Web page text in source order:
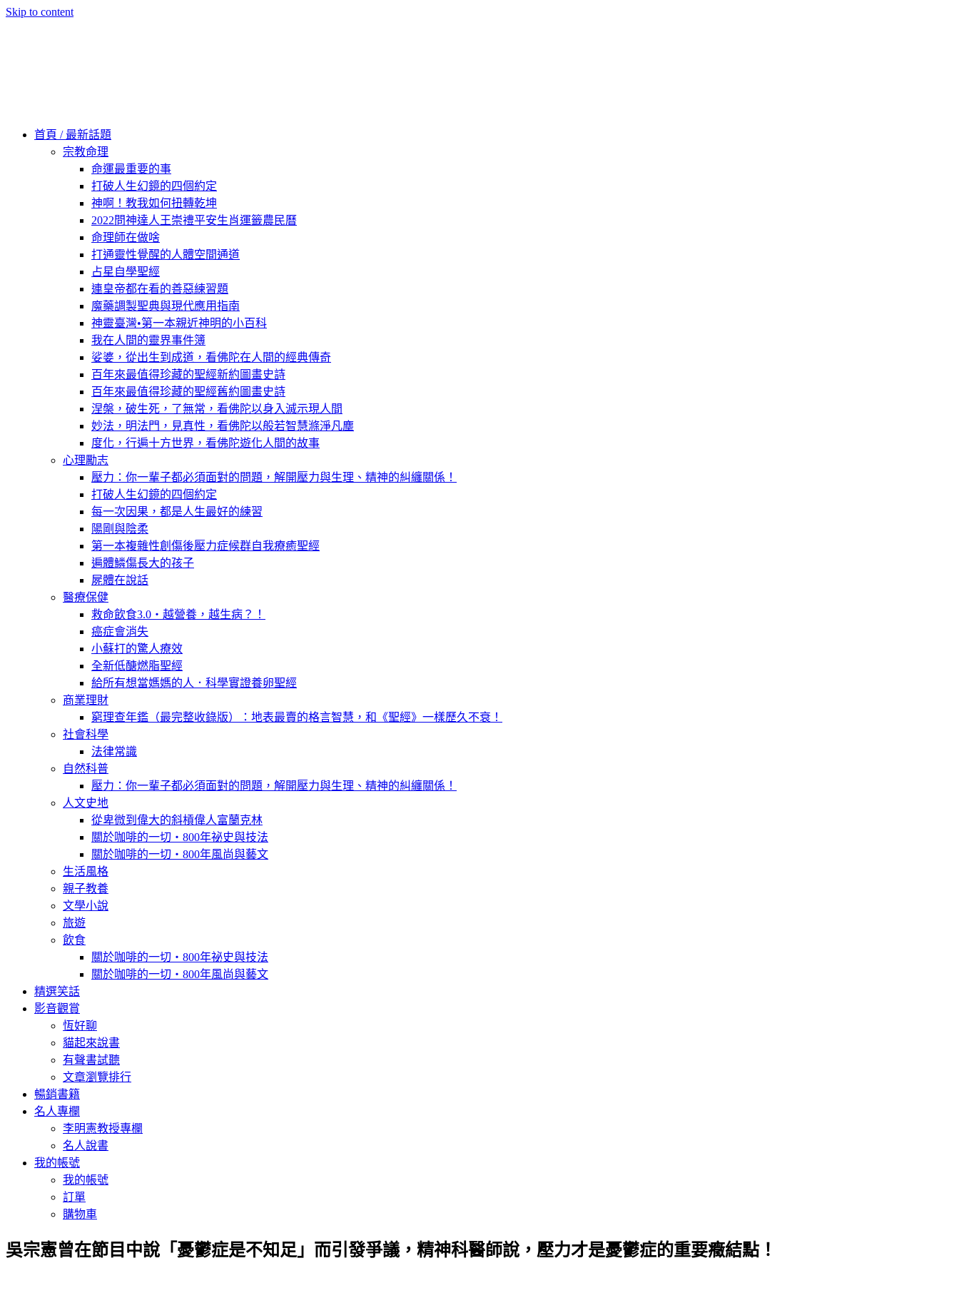
Skip to content
首頁 / 最新話題
宗教命理
命運最重要的事
打破人生幻鏡的四個約定
神啊！教我如何扭轉乾坤
2022問神達人王崇禮平安生肖運籤農民曆
命理師在做啥
打通靈性覺醒的人體空間通道
占星自學聖經
連皇帝都在看的善惡練習題
魔藥調製聖典與現代應用指南
神靈臺灣•第一本親近神明的小百科
我在人間的靈界事件簿
娑婆，從出生到成道，看佛陀在人間的經典傳奇
百年來最值得珍藏的聖經新約圖畫史詩
百年來最值得珍藏的聖經舊約圖畫史詩
涅槃，破生死，了無常，看佛陀以身入滅示現人間
妙法，明法門，見真性，看佛陀以般若智慧滌淨凡塵
度化，行遍十方世界，看佛陀遊化人間的故事
心理勵志
壓力：你一輩子都必須面對的問題，解開壓力與生理、精神的糾纏關係！
打破人生幻鏡的四個約定
每一次因果，都是人生最好的練習
陽剛與陰柔
第一本複雜性創傷後壓力症候群自我療癒聖經
遍體鱗傷長大的孩子
屍體在說話
醫療保健
救命飲食3.0‧越營養，越生病？！
癌症會消失
小蘇打的驚人療效
全新低醣燃脂聖經
給所有想當媽媽的人．科學實證養卵聖經
商業理財
窮理查年鑑（最完整收錄版）：地表最賣的格言智慧，和《聖經》一樣歷久不衰！
社會科學
法律常識
自然科普
壓力：你一輩子都必須面對的問題，解開壓力與生理、精神的糾纏關係！
人文史地
從卑微到偉大的斜槓偉人富蘭克林
關於咖啡的一切‧800年祕史與技法
關於咖啡的一切‧800年風尚與藝文
生活風格
親子教養
文學小說
旅遊
飲食
關於咖啡的一切‧800年祕史與技法
關於咖啡的一切‧800年風尚與藝文
精選笑話
影音觀賞
恆好聊
貓起來說書
有聲書試聽
文章瀏覽排行
暢銷書籍
名人專欄
李明憲教授專欄
名人說書
我的帳號
我的帳號
訂單
購物車
吳宗憲曾在節目中說「憂鬱症是不知足」而引發爭議，精神科醫師說，壓力才是憂鬱症的重要癥結點！